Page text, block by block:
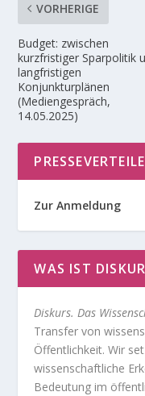
VORHERIGE
Budget: zwischen
kurzfristiger Sparpolitik
langfristigen
Konjunkturplänen
(Mediengespräch,
14.05.2025)
Zur Anmeldung
WAS IST
Diskurs. Das
Transfer von
Öffentlichkeit. Wir
wissenschaftliche
Bedeutung im